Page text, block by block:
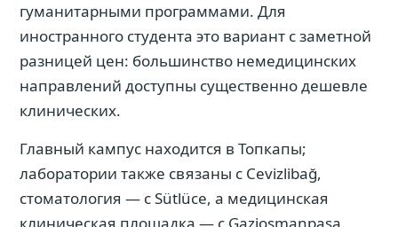
гуманитарными программами. Для
иностранного студента это вариант с заметной
разницей цен: большинство немедицинских
направлений доступны существенно дешевле
клинических.
Главный кампус находится в Топкапы;
лаборатории также связаны с Cevizlibağ,
стоматология — с Sütlüce, а медицинская